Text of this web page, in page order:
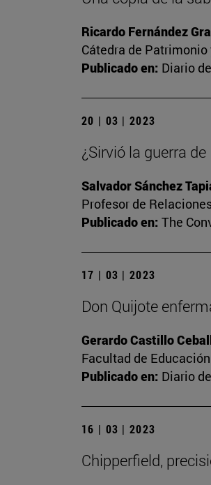
Ricardo Fernández
Cátedra de
Publicado en: Diario
20 | 03 | 2023
¿Sirvió la guerra
Salvador Sánchez
Profesor de
Publicado en: The
17 | 03 | 2023
Don Quijote
Gerardo Castillo
Facultad de
Publicado en: Diario
16 | 03 | 2023
Chipperfield,